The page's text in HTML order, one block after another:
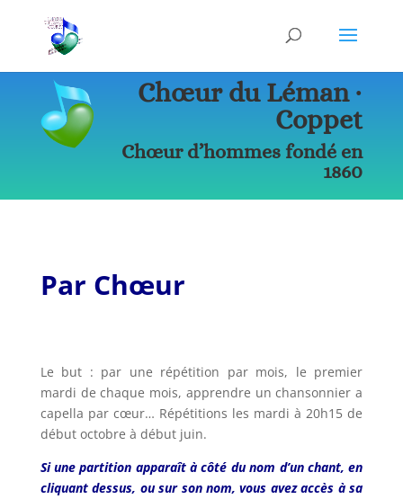
Chœur du Léman ∙
Coppet
Chœur d’hommes fondé en
1860
Par Chœur
Le but : par une répétition par mois, le premier
mardi de chaque mois, apprendre un chansonnier a
capella par cœur… Répétitions les mardi à 20h15 de
début octobre à début juin.
Si une partition apparaît à côté du nom d’un chant, en
cliquant dessus, ou sur son nom, vous avez accès à sa